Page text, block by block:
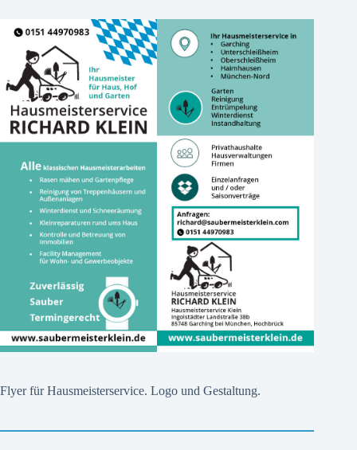
Flyer für Hausmeisterservice. Logo und Gestaltung.